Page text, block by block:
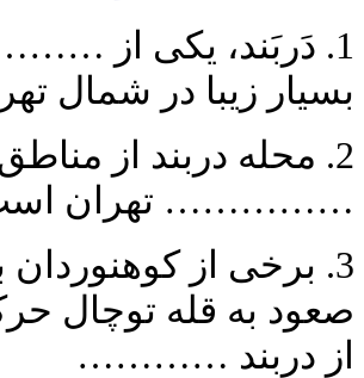
1. دَربَند، یکی از
بسیار زیبا در شمال
2. محله دربند از
…………… تهران
3. برخی از کوهنوردان
صعود به قله توچال
از دربند …………